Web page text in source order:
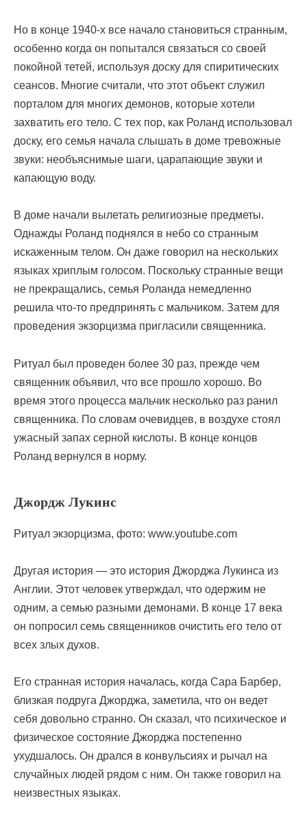
Но в конце 1940-х все начало становиться странным,
особенно когда он попытался связаться со своей
покойной тетей, используя доску для спиритических
сеансов. Многие считали, что этот объект служил
порталом для многих демонов, которые хотели
захватить его тело. С тех пор, как Роланд использовал
доску, его семья начала слышать в доме тревожные
звуки: необъяснимые шаги, царапающие звуки и
капающую воду.
В доме начали вылетать религиозные предметы.
Однажды Роланд поднялся в небо со странным
искаженным телом. Он даже говорил на нескольких
языках хриплым голосом. Поскольку странные вещи
не прекращались, семья Роланда немедленно
решила что-то предпринять с мальчиком. Затем для
проведения экзорцизма пригласили священника.
Ритуал был проведен более 30 раз, прежде чем
священник объявил, что все прошло хорошо. Во
время этого процесса мальчик несколько раз ранил
священника. По словам очевидцев, в воздухе стоял
ужасный запах серной кислоты. В конце концов
Роланд вернулся в норму.
Джордж Лукинс
Ритуал экзорцизма, фото: www.youtube.com
Другая история — это история Джорджа Лукинса из
Англии. Этот человек утверждал, что одержим не
одним, а семью разными демонами. В конце 17 века
он попросил семь священников очистить его тело от
всех злых духов.
Его странная история началась, когда Сара Барбер,
близкая подруга Джорджа, заметила, что он ведет
себя довольно странно. Он сказал, что психическое и
физическое состояние Джорджа постепенно
ухудшалось. Он дрался в конвульсиях и рычал на
случайных людей рядом с ним. Он также говорил на
неизвестных языках.